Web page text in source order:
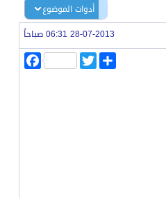
أدوات الموضوع
28-07-2013 06:31 صباحاً
a
T
w
ن